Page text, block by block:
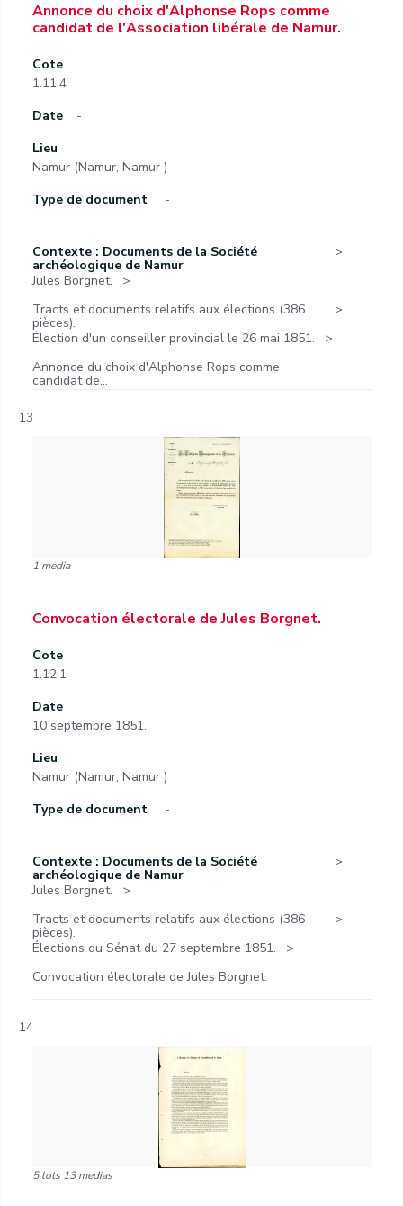
Annonce du choix d'Alphonse Rops comme
candidat de l'Association libérale de Namur.
Cote
1.11.4
Date
-
Lieu
Namur (Namur, Namur )
Type de document
-
Contexte : Documents de la Société
archéologique de Namur
Jules Borgnet.
Tracts et documents relatifs aux élections (386
pièces).
Élection d'un conseiller provincial le 26 mai 1851.
Annonce du choix d'Alphonse Rops comme
candidat de...
13
1 media
Convocation électorale de Jules Borgnet.
Cote
1.12.1
Date
10 septembre 1851.
Lieu
Namur (Namur, Namur )
Type de document
-
Contexte : Documents de la Société
archéologique de Namur
Jules Borgnet.
Tracts et documents relatifs aux élections (386
pièces).
Élections du Sénat du 27 septembre 1851.
Convocation électorale de Jules Borgnet.
14
5 lots 13 medias